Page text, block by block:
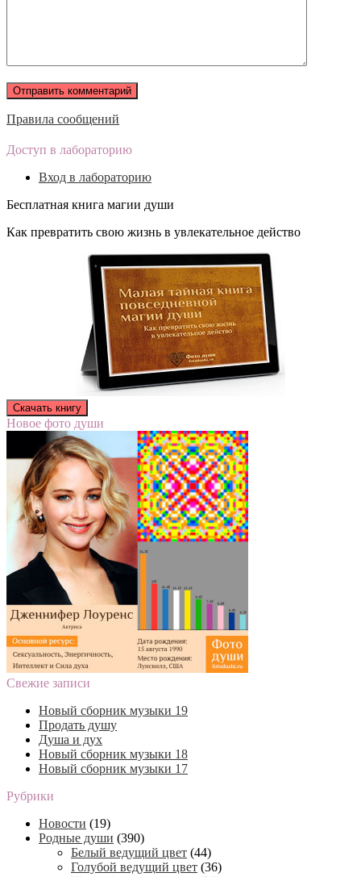
Правила сообщений
Доступ в лабораторию
Вход в лабораторию
Бесплатная книга магии души
Как превратить свою жизнь в увлекательное действо
Новое фото души
Свежие записи
Новый сборник музыки 19
Продать душу
Душа и дух
Новый сборник музыки 18
Новый сборник музыки 17
Рубрики
Новости (19)
Родные души (390)
Белый ведущий цвет (44)
Голубой ведущий цвет (36)